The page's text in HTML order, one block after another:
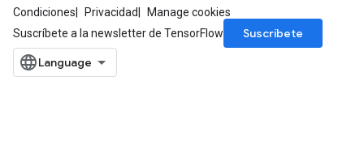
Condiciones Privacidad
Manage cookies
Suscríbete a la newsletter de TensorFlow
Suscríbete